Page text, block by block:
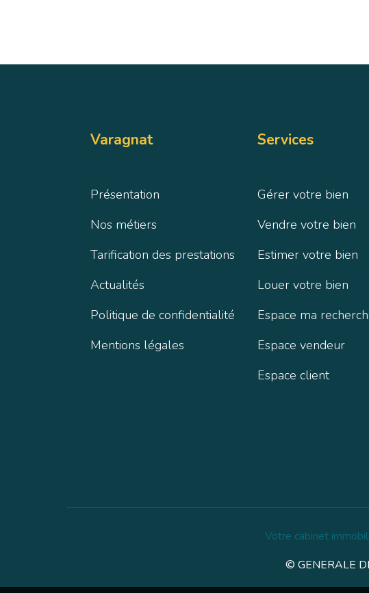
Varagnat
Présentation
Nos métiers
Tarification des prestations
Actualités
Politique de confidentialité
Mentions légales
Services
Gérer votre bien
Vendre votre bien
Estimer votre bien
Louer votre bien
Espace ma
Espace vendeur
Espace client
Votre cabinet
© GENERALE